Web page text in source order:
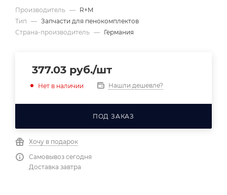
Производитель — R+M
Тип — Запчасти для пенокомплектов
Страна-производитель — Германия
377.03 руб./шт
Нет в наличии Нашли дешевле?
ПОД ЗАКАЗ
Хочу в подарок
Самовывоз сегодня
Доставка завтра